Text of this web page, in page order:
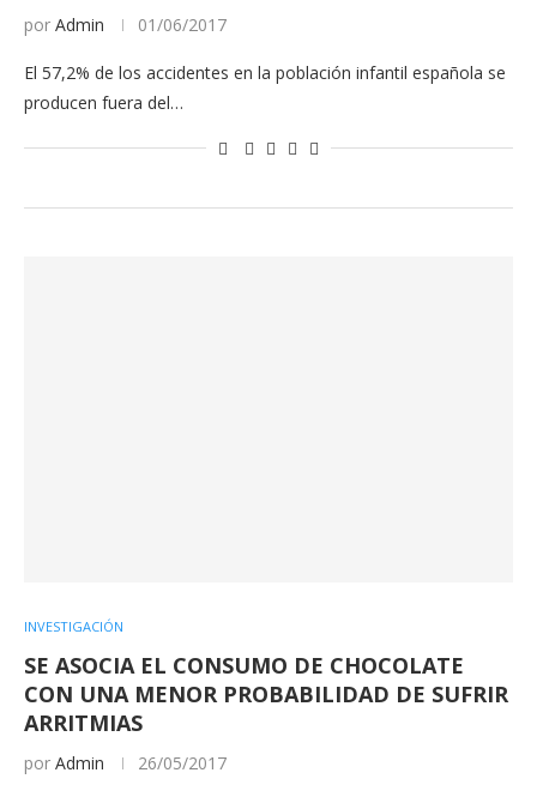
por Admin 01/06/2017
El 57,2% de los accidentes en la población infantil española se
producen fuera del…
INVESTIGACIÓN
SE ASOCIA EL CONSUMO DE CHOCOLATE
CON UNA MENOR PROBABILIDAD DE SUFRIR
ARRITMIAS
por Admin 26/05/2017